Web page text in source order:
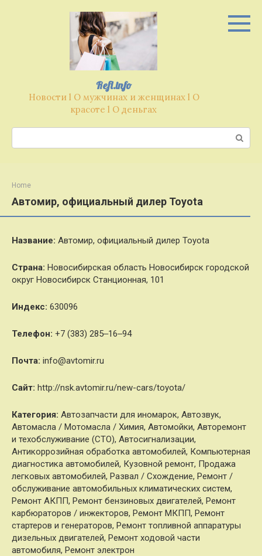
Refl.info
Новости l О мужчинах и женщинах l О
красоте l О деньгах
Поиск:
Home
Автомир, официальный дилер Toyota
Название: Автомир, официальный дилер Toyota
Страна: Новосибирская область Новосибирск городской
округ Новосибирск Станционная, 101
Индекс: 630096
Телефон: +7 (383) 285‒16‒94
Почта: info@avtomir.ru
Cайт: http://nsk.avtomir.ru/new-cars/toyota/
Категория: Автозапчасти для иномарок, Автозвук,
Автомасла / Мотомасла / Химия, Автомойки, Авторемонт
и техобслуживание (СТО), Автосигнализации,
Антикоррозийная обработка автомобилей, Компьютерная
диагностика автомобилей, Кузовной ремонт, Продажа
легковых автомобилей, Развал / Схождение, Ремонт /
обслуживание автомобильных климатических систем,
Ремонт АКПП, Ремонт бензиновых двигателей, Ремонт
карбюраторов / инжекторов, Ремонт МКПП, Ремонт
стартеров и генераторов, Ремонт топливной аппаратуры
дизельных двигателей, Ремонт ходовой части
автомобиля, Ремонт электрон